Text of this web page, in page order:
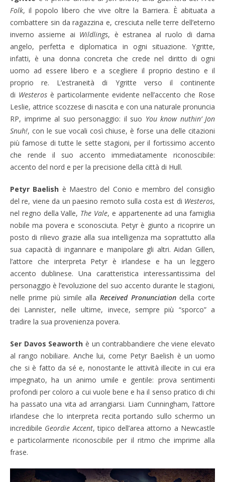
Folk, il popolo libero che vive oltre la Barriera. È abituata a
combattere sin da ragazzina e, cresciuta nelle terre dell’eterno
inverno assieme ai Wildlings, è estranea al ruolo di dama
angelo, perfetta e diplomatica in ogni situazione. Ygritte,
infatti, è una donna concreta che crede nel diritto di ogni
uomo ad essere libero e a scegliere il proprio destino e il
proprio re. L’estraneità di Ygritte verso il continente
di Westeros è particolarmente evidente nell’accento che Rose
Leslie, attrice scozzese di nascita e con una naturale pronuncia
RP, imprime al suo personaggio: il suo You know nuthin’ Jon
Snuh!, con le sue vocali così chiuse, è forse una delle citazioni
più famose di tutte le sette stagioni, per il fortissimo accento
che rende il suo accento immediatamente riconoscibile:
accento del nord e per la precisione della città di Hull.
Petyr Baelish è Maestro del Conio e membro del consiglio
del re, viene da un paesino remoto sulla costa est di Westeros,
nel regno della Valle, The Vale, e appartenente ad una famiglia
nobile ma povera e sconosciuta. Petyr è giunto a ricoprire un
posto di rilievo grazie alla sua intelligenza ma soprattutto alla
sua capacità di ingannare e manipolare gli altri. Aidan Gillen,
l’attore che interpreta Petyr è irlandese e ha un leggero
accento dublinese. Una caratteristica interessantissima del
personaggio è l’evoluzione del suo accento durante le stagioni,
nelle prime più simile alla Received Pronunciationdella corte
dei Lannister, nelle ultime, invece, sempre più “sporco” a
tradire la sua provenienza povera.
Ser Davos Seaworth è un contrabbandiere che viene elevato
al rango nobiliare. Anche lui, come Petyr Baelish è un uomo
che si è fatto da sé e, nonostante le attività illecite in cui era
impegnato, ha un animo umile e gentile: prova sentimenti
profondi per coloro a cui vuole bene e ha il senso pratico di chi
ha passato una vita ad arrangiarsi. Liam Cunningham, l’attore
irlandese che lo interpreta recita portando sullo schermo un
incredibile Geordie Accent, tipico dell’area attorno a Newcastle
e particolarmente riconoscibile per il ritmo che imprime alla
frase.